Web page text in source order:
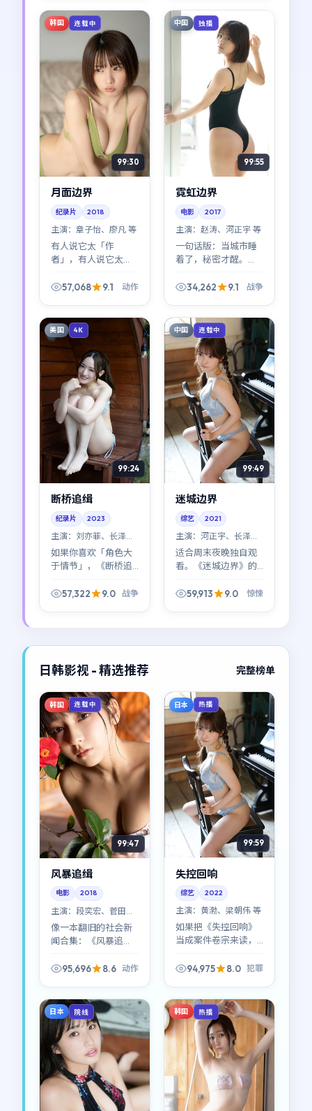
头里的人。
长。
韩国 连载中
99:30
月面边界
纪录片 2018
主演： 章子怡、廖凡 等
有人说它太「作
者」，有人说它太
盾。《月面边界》在
衡点。
57,068 9.1 动作
中国 独播
99:55
霓虹边界
电影 2017
主演： 赵涛、河正宇 等
一句话版：当城市睡
着了，秘密才醒。
压在夜色的边线上，
看见」。
34,262 9.1 战争
美国 4K
99:24
断桥追缉
纪录片 2023
主演： 刘亦菲、长泽雅
美 等
如果你喜欢「角色大
于情节」，《断桥追
亦菲与长泽雅美不是
长出来。
57,322 9.0 战争
中国 连载中
99:49
迷城边界
综艺 2021
主演： 河正宇、长泽雅
美 等
适合周末夜晚独自观
看。《迷城边界》的
得慢，退得也慢；看
59,913 9.0 惊悚
日韩影视 - 精选推荐 完整榜单
韩国 连载中
99:47
风暴追缉
电影 2018
主演： 段奕宏、菅田将
晖 等
像一本翻旧的社会新
闻合集：《风暴追
诞感压缩进虚构情节
心一笑（或苦笑）。
95,696 8.6 动作
日本 热播
99:59
失控回响
综艺 2022
主演： 黄渤、梁朝伟 等
如果把《失控回响》
当成案件卷宗来读，
带体温。2022年日本
的温度」。
94,975 8.0 犯罪
日本 院线 韩国 热播